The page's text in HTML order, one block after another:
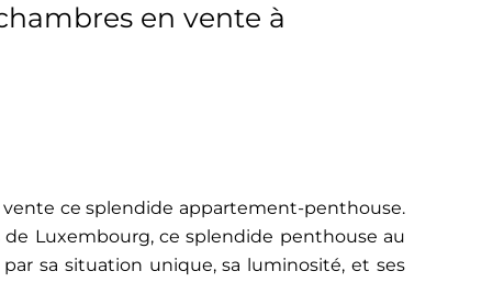
en vente à
vente ce splendide appartement-penthouse.
de Luxembourg, ce splendide penthouse au
sa situation unique, sa luminosité, et ses